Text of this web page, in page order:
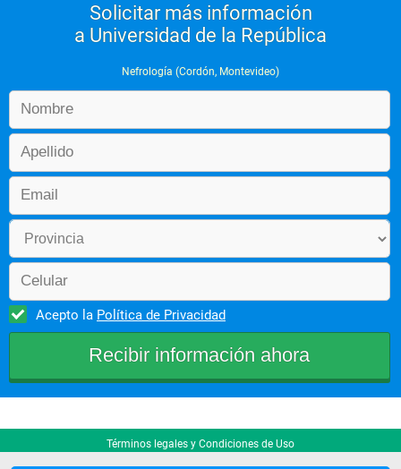
Solicitar más información
a Universidad de la República
Nefrología (Cordón, Montevideo)
Acepto la Política de Privacidad
Términos legales y Condiciones de Uso